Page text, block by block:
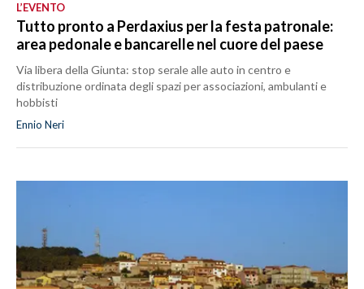
L’EVENTO
Tutto pronto a Perdaxius per la festa patronale:
area pedonale e bancarelle nel cuore del paese
Via libera della Giunta: stop serale alle auto in centro e
distribuzione ordinata degli spazi per associazioni, ambulanti e
hobbisti
Ennio Neri